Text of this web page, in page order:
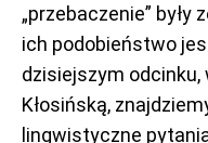
„przebaczenie” były
ich podobieństwo
dzisiejszym
Kłosińską,
lingwistyczne